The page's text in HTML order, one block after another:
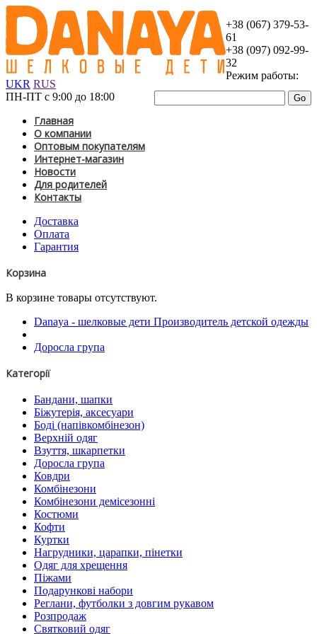
UKR RUS
+38 (067) 379-53-
61
+38 (097) 092-99-
32
Режим работы:
ПН-ПТ с 9:00 до 18:00
Главная
О компании
Оптовым покупателям
Интернет-магазин
Новости
Для родителей
Контакты
Доставка
Оплата
Гарантия
Корзина
В корзине товары отсутствуют.
Danaya - шелковые дети Производитель детской одежды
Доросла група
Категорії
Бандани, шапки
Біжутерія, аксесуари
Боді (напівкомбінезон)
Верхній одяг
Взуття, шкарпетки
Доросла група
Ковдри
Комбінезони
Комбінезони демісезонні
Костюми
Кофти
Куртки
Нагрудники, царапки, пінетки
Одяг для хрещення
Піжами
Подарункові набори
Реглани, футболки з довгим рукавом
Розпродаж
Святковий одяг